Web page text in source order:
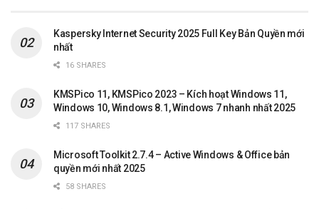
Kaspersky Internet Security 2025 Full Key Bản Quyền mới
nhất
16 SHARES
KMSPico 11, KMSPico 2023 – Kích hoạt Windows 11,
Windows 10, Windows 8.1, Windows 7 nhanh nhất 2025
117 SHARES
Microsoft Toolkit 2.7.4 – Active Windows & Office bản
quyền mới nhất 2025
58 SHARES